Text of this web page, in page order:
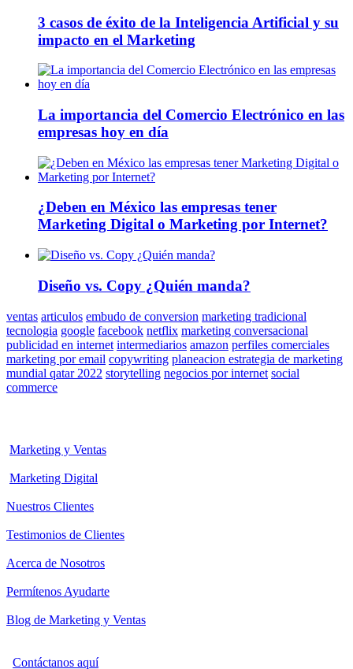
3 casos de éxito de la Inteligencia Artificial y su
impacto en el Marketing
La importancia del Comercio Electrónico en las
empresas hoy en día
¿Deben en México las empresas tener
Marketing Digital o Marketing por Internet?
Diseño vs. Copy ¿Quién manda?
ventas articulos embudo de conversion marketing tradicional
tecnologia google facebook netflix marketing conversacional
publicidad en internet intermediarios amazon perfiles comerciales
marketing por email copywriting planeacion estrategia de marketing
mundial qatar 2022 storytelling negocios por internet social
commerce
Marketing y Ventas
Marketing Digital
Nuestros Clientes
Testimonios de Clientes
Acerca de Nosotros
Permítenos Ayudarte
Blog de Marketing y Ventas
Contáctanos aquí